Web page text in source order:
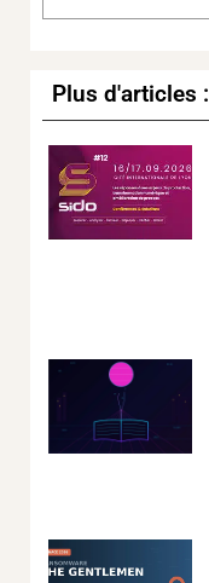
Plus d'articles :